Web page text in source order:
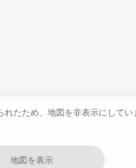
れたため、地図を非表示にしてい
地図を表示